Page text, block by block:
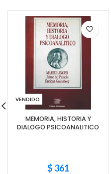
VENDIDO
MEMORIA, HISTORIA Y
DIALOGO PSICOANALITICO
$ 361